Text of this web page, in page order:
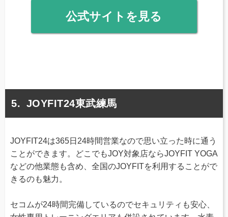
公式サイトを見る
JOYFIT24東武練馬
JOYFIT24は365日24時間営業なので思い立った時に通う
ことができます。どこでもJOY対象店ならJOYFIT YOGA
などの他業態も含め、全国のJOYFITを利用することがで
きるのも魅力。
セコムが24時間完備しているのでセキュリティも安心、